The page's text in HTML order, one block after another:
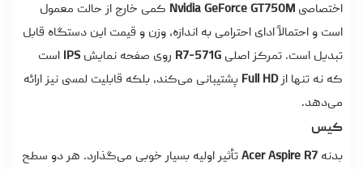
اختصاصی Nvidia GeForce GT750M کمی خارج از حالت معمول
است و احتمالاً ادای احترامی به اندازه، وزن و قیمت این دستگاه قابل
تبدیل است. تمرکز اصلی R7-571G روی صفحه نمایشIPS است
که نه تنها ازFull HD پشتیبانی می‌کند، بلکه قابلیت لمسی نیز ارائه
می‌دهد.
کیس
بدنه Acer Aspire R7 تأثیر اولیه بسیار خوبی می‌گذارد. هر دو سطح